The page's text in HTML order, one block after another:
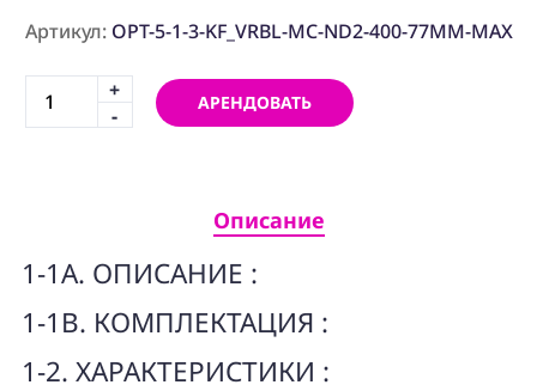
ОБЕСПЕЧЕНИЕ
Аренда
О
Артикул: OPT-5-1-3-KF_VRBL-MC-ND2-400-77MM-MAX
+
-
АРЕНДОВАТЬ
Описание
1-1A. ОПИСАНИЕ :
1-1B. КОМПЛЕКТАЦИЯ :
1-2. ХАРАКТЕРИСТИКИ :